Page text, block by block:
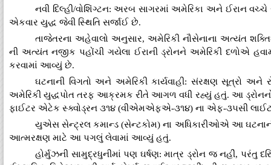
નવી દિલ્હી/વોશિંગ્ટન: અરબ સાગરમાં અમેરિકા અને ઈરાન
એકવાર યુદ્ધ જેવી સ્થિતિ સર્જાઈ છે.
તાજેતરના અહેવાલો અનુસાર, અમેરિકી નૌસેનાના અત્યંત
ની અત્યંત નજીક પહોંચી ગયેલા ઈરાની ડ્રોનને અમેરિકી દળોએ
કરવામાં આવ્યું છે.
ઘટનાની વિગતો અને અમેરિકી કાર્યવાહી: સંરક્ષણ સૂત્રો
અમેરિકી યુદ્ધપોત તરફ આક્રમક રીતે આગળ વધી રહ્યું હતું. આ ડ્રોનનો
ફાઈટર એટેક સ્ક્વોડ્રન ૩૧૪ (વીએમએફએ-૩૧૪) ના એફ-૩૫સી
યુએસ સેન્ટ્રલ કમાન્ડ (સેન્ટકોમ) ના અધિકારીઓએ આ ઘટનાની
આત્મરક્ષણ માટે આ પગલું લેવામાં આવ્યું હતું.
હોર્મુઝની સામુદ્રધુનીમાં પણ ઘર્ષણ: માત્ર ડ્રોન જ નહીં, પરંતુ